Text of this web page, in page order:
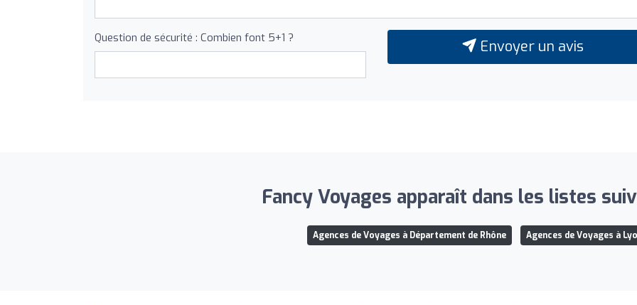
Question de sécurité : Combien font 5+1 ? Envoyer un avis
Fancy Voyages apparaît dans les listes
Agences de Voyages à Département de Rhône Agences de Voyages à